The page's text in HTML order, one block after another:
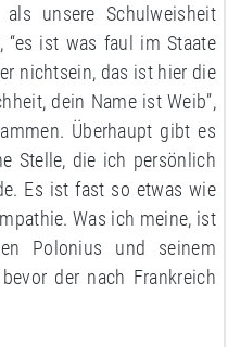
unsere Schulweisheit
“es ist was faul im Staate
nichtsein, das ist hier die
dein Name ist Weib”,
Überhaupt gibt es
Stelle, die ich persönlich
Es ist fast so etwas wie
Was ich meine, ist
Polonius und seinem
der nach Frankreich